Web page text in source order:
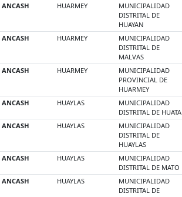
ANCASH HUARMEY
MUNICIPALIDAD
DISTRITAL DE
HUAYAN
ANCASH HUARMEY
MUNICIPALIDAD
DISTRITAL DE
MALVAS
ANCASH HUARMEY
MUNICIPALIDAD
PROVINCIAL DE
HUARMEY
ANCASH HUAYLAS
MUNICIPALIDAD
DISTRITAL DE HUATA
ANCASH HUAYLAS
MUNICIPALIDAD
DISTRITAL DE
HUAYLAS
ANCASH HUAYLAS
MUNICIPALIDAD
DISTRITAL DE MATO
ANCASH HUAYLAS
MUNICIPALIDAD
DISTRITAL DE